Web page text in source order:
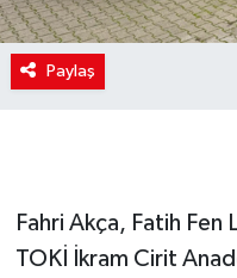
Paylaş
Fahri Akça, Fatih Fen
TOKİ İkram Cirit